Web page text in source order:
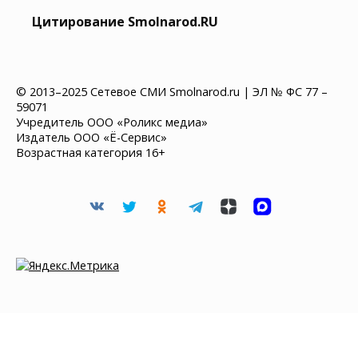
Цитирование Smolnarod.RU
© 2013–2025 Сетевое СМИ Smolnarod.ru | ЭЛ № ФС 77 –
59071
Учредитель ООО «Роликс медиа»
Издатель ООО «Ё-Сервис»
Возрастная категория 16+